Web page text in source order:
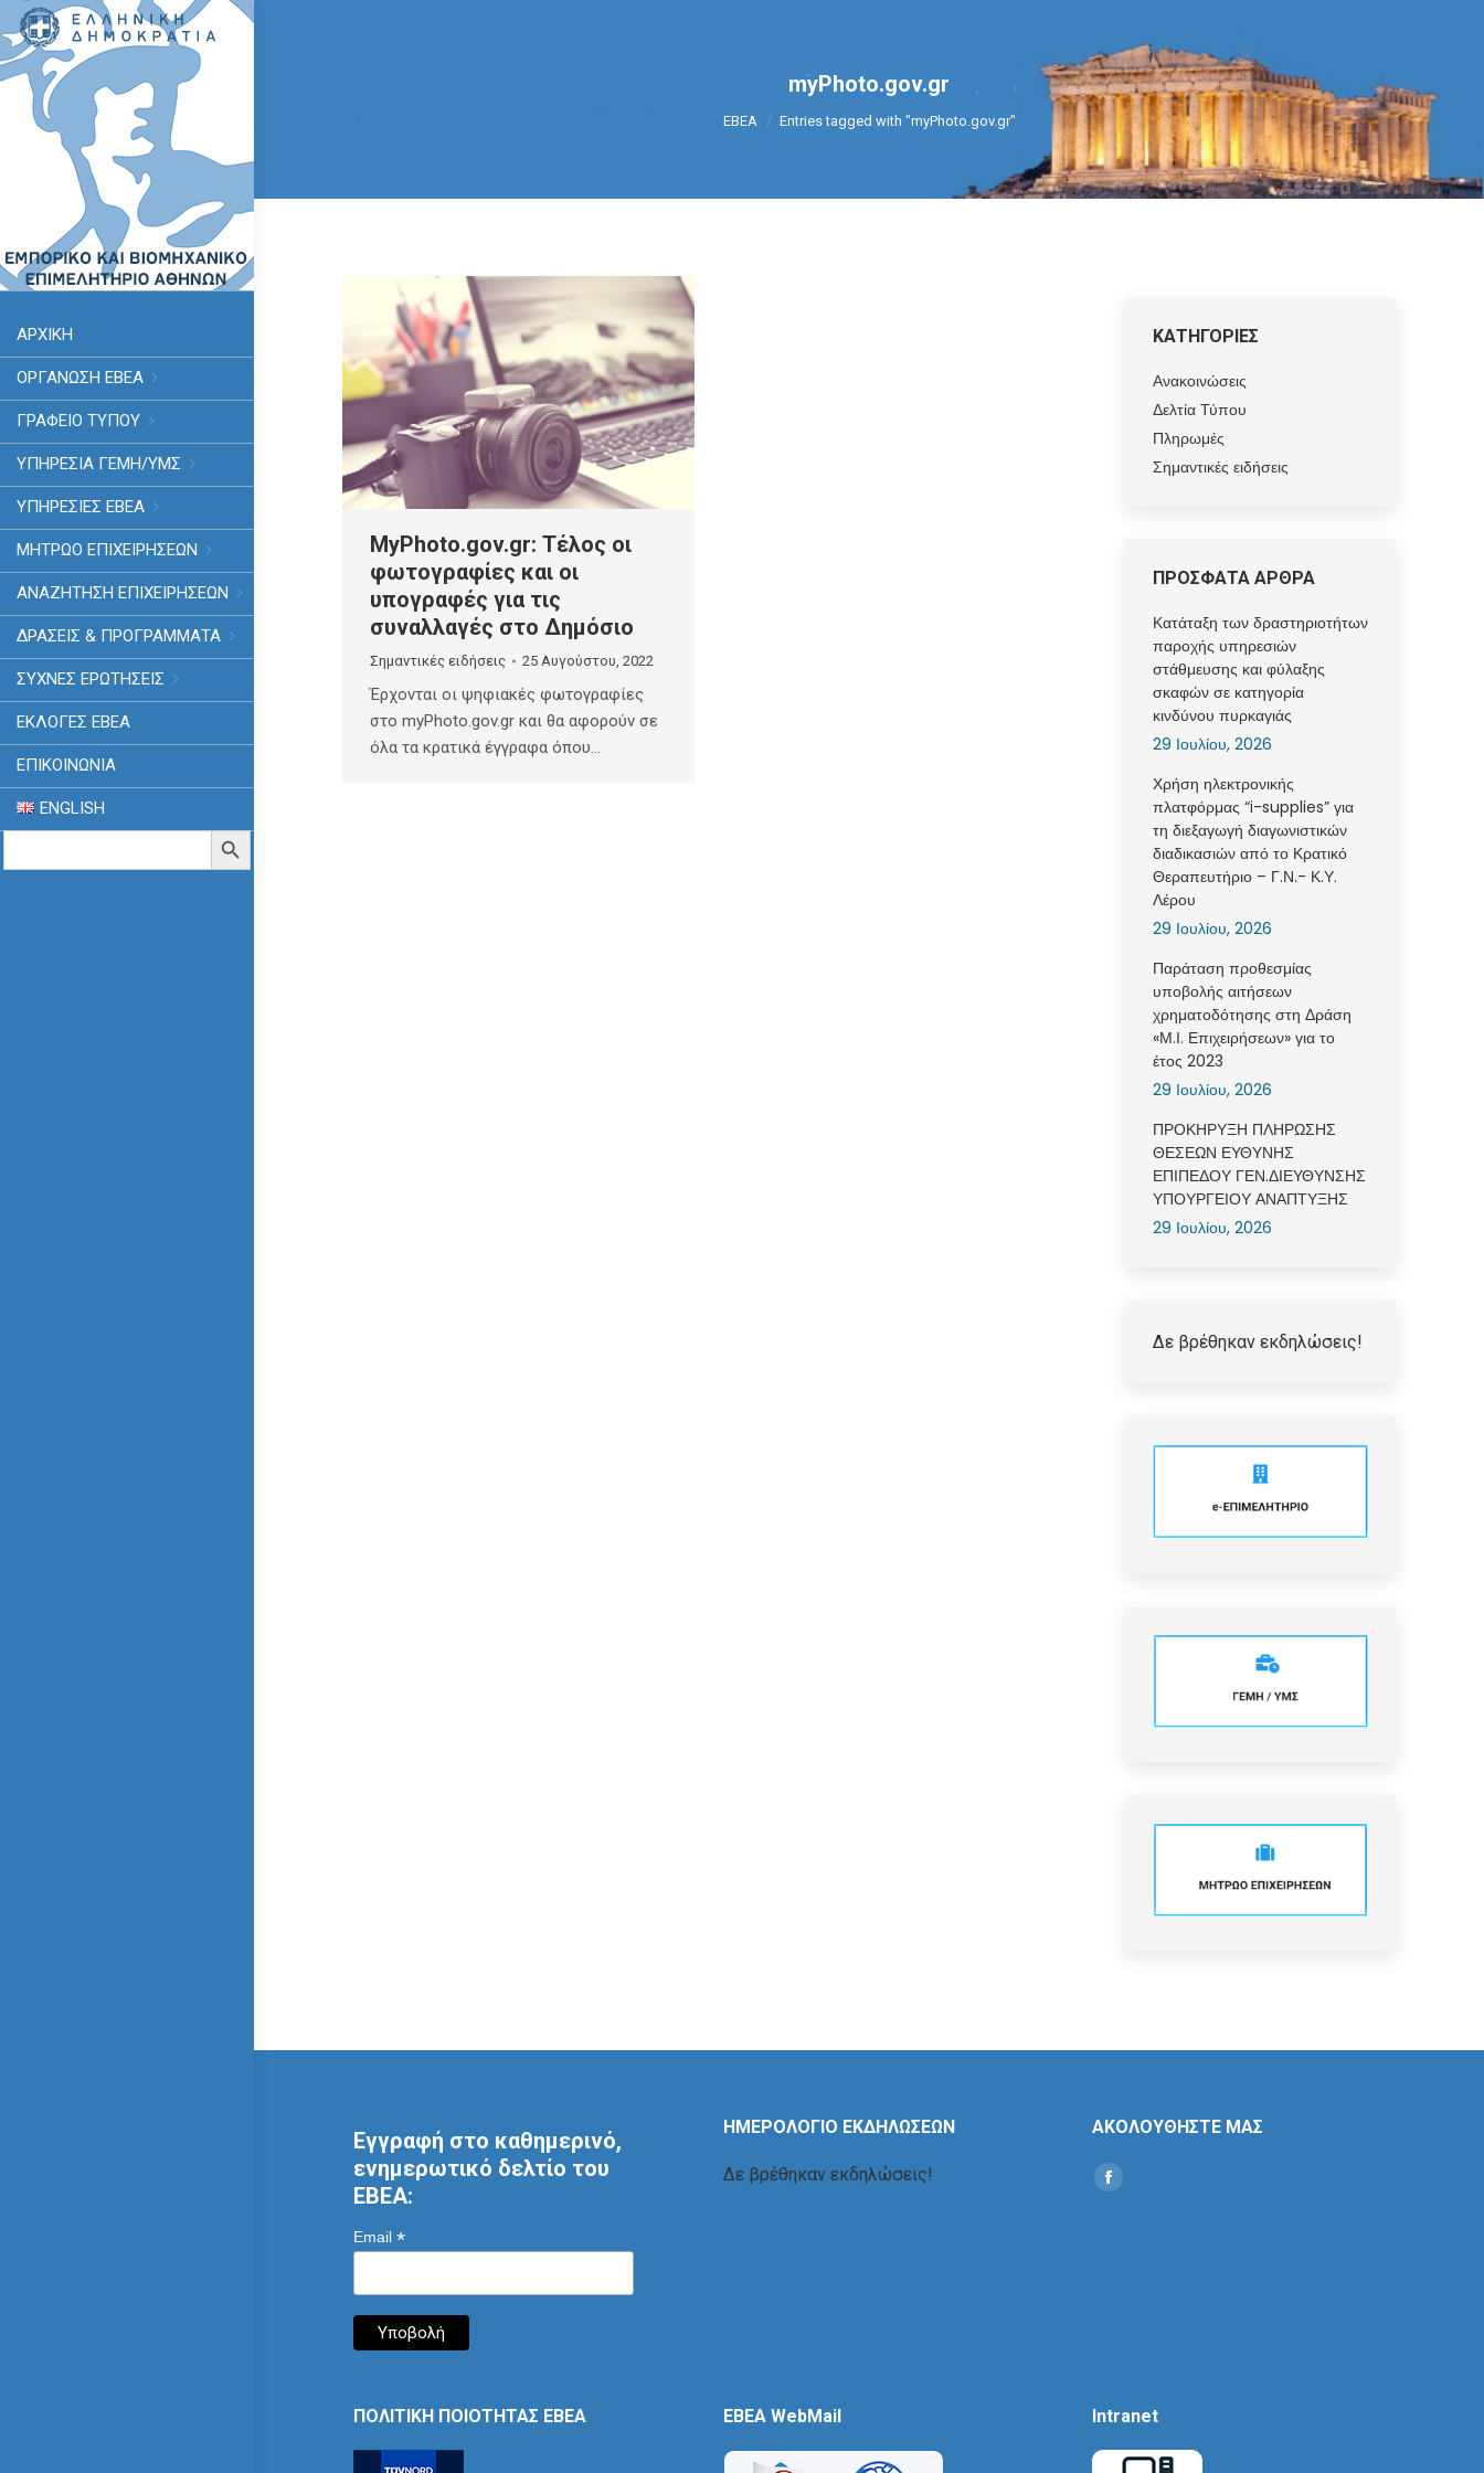
ΑΡΧΙΚΗ
ΟΡΓΑΝΩΣΗ ΕΒΕΑ
ΓΡΑΦΕΙΟ ΤΥΠΟΥ
ΥΠΗΡΕΣΊΑ ΓΕΜΗ/ΥΜΣ
ΥΠΗΡΕΣΙΕΣ ΕΒΕΑ
ΜΗΤΡΩΟ ΕΠΙΧΕΙΡΗΣΕΩΝ
ΑΝΑΖΗΤΗΣΗ ΕΠΙΧΕΙΡΗΣΕΩΝ
ΔΡΑΣΕΙΣ & ΠΡΟΓΡΑΜΜΑΤΑ
ΣΥΧΝΕΣ ΕΡΩΤΗΣΕΙΣ
ΕΚΛΟΓΈΣ ΕΒΕΑ
ΕΠΙΚΟΙΝΩΝΙΑ
ENGLISH
Search
Search Button
myPhoto.gov.gr
You are here:
ΕΒΕΑ Entries tagged with "myPhoto.gov.gr"
MyPhoto.gov.gr: Τέλος οι
φωτογραφίες και οι
υπογραφές για τις
συναλλαγές στο Δημόσιο
Σημαντικές ειδήσεις 25 Αυγούστου, 2022
Έρχονται οι ψηφιακές φωτογραφίες
στο myPhoto.gov.gr και θα αφορούν σε
όλα τα κρατικά έγγραφα όπου…
ΚΑΤΗΓΟΡΙΕΣ
Ανακοινώσεις
Δελτία Τύπου
Πληρωμές
Σημαντικές ειδήσεις
ΠΡΟΣΦΑΤΑ ΑΡΘΡΑ
Κατάταξη των δραστηριοτήτων
παροχής υπηρεσιών
στάθμευσης και φύλαξης
σκαφών σε κατηγορία
κινδύνου πυρκαγιάς
29 Ιουλίου, 2026
Χρήση ηλεκτρονικής
πλατφόρμας “i-supplies” για
τη διεξαγωγή διαγωνιστικών
διαδικασιών από το Κρατικό
Θεραπευτήριο – Γ.Ν.- Κ.Υ.
Λέρου
29 Ιουλίου, 2026
Παράταση προθεσμίας
υποβολής αιτήσεων
χρηματοδότησης στη Δράση
«Μ.Ι. Επιχειρήσεων» για το
έτος 2023
29 Ιουλίου, 2026
ΠΡΟΚΗΡΥΞΗ ΠΛΗΡΩΣΗΣ
ΘΕΣΕΩΝ ΕΥΘΥΝΗΣ
ΕΠΙΠΕΔΟΥ ΓΕΝ.ΔΙΕΥΘΥΝΣΗΣ
ΥΠΟΥΡΓΕΙΟΥ ΑΝΑΠΤΥΞΗΣ
29 Ιουλίου, 2026
Δε βρέθηκαν εκδηλώσεις!
Εγγραφή στο καθημερινό,
ενημερωτικό δελτίο του
ΕΒΕΑ:
Email *
ΗΜΕΡΟΛΟΓΙΟ ΕΚΔΗΛΩΣΕΩΝ
Δε βρέθηκαν εκδηλώσεις!
ΑΚΟΛΟΥΘΗΣΤΕ ΜΑΣ
Find us on:
Social
ΠΟΛΙΤΙΚΗ ΠΟΙΟΤΗΤΑΣ ΕΒΕΑ EBEA WebMail Intranet